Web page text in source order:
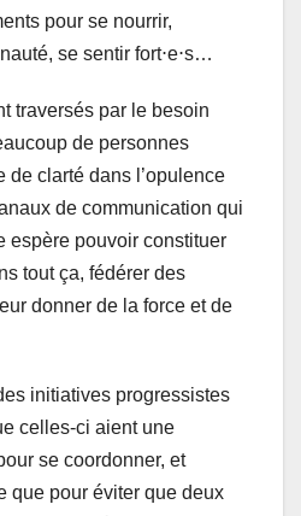
pour se nourrir,
se sentir fort⋅e⋅s…
traversés par le besoin
de personnes
de clarté dans l’opulence
de communication qui
espère pouvoir constituer
tout ça, fédérer des
donner de la force et de
initiatives progressistes
celles-ci aient une
se coordonner, et
que pour éviter que deux